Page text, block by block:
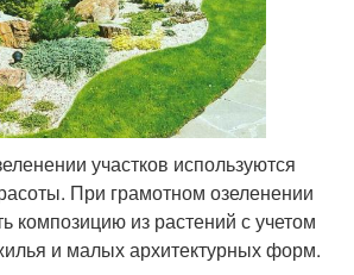
участков используются
При грамотном озеленении
композицию из растений с учетом
и малых архитектурных форм.